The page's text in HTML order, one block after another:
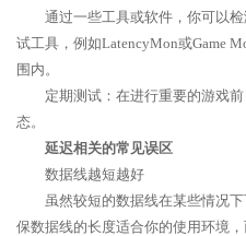
通过一些工具或软件，你可以
试工具，例如LatencyMon或Game
围内。
定期测试：在进行重要的游戏
态。
延迟相关的常见误区
数据线越短越好
虽然较短的数据线在某些情况
保数据线的长度适合你的使用环境，